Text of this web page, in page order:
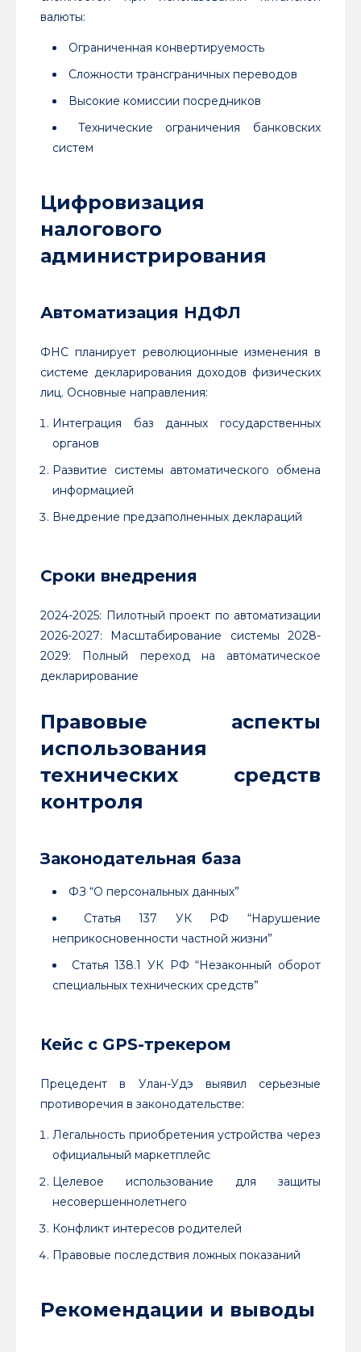
валюты:
Ограниченная конвертируемость
Сложности трансграничных переводов
Высокие комиссии посредников
Технические ограничения банковских
систем
Цифровизация
налогового
администрирования
Автоматизация НДФЛ
ФНС планирует революционные изменения в
системе декларирования доходов физических
лиц. Основные направления:
Интеграция баз данных государственных
органов
Развитие системы автоматического обмена
информацией
Внедрение предзаполненных деклараций
Сроки внедрения
2024-2025: Пилотный проект по автоматизации
2026-2027: Масштабирование системы 2028-
2029: Полный переход на автоматическое
декларирование
Правовые аспекты
использования
технических средств
контроля
Законодательная база
ФЗ “О персональных данных”
Статья 137 УК РФ “Нарушение
неприкосновенности частной жизни”
Статья 138.1 УК РФ “Незаконный оборот
специальных технических средств”
Кейс с GPS-трекером
Прецедент в Улан-Удэ выявил серьезные
противоречия в законодательстве:
Легальность приобретения устройства через
официальный маркетплейс
Целевое использование для защиты
несовершеннолетнего
Конфликт интересов родителей
Правовые последствия ложных показаний
Рекомендации и выводы